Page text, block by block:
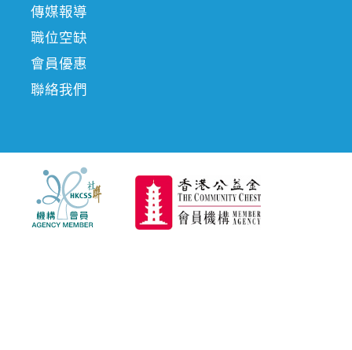
傳媒報導
職位空缺
會員優惠
聯絡我們